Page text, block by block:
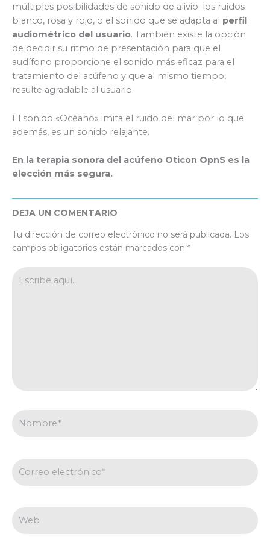
múltiples posibilidades de sonido de alivio: los ruidos
blanco, rosa y rojo, o el sonido que se adapta al perfil
audiométrico del usuario. También existe la opción
de decidir su ritmo de presentación para que el
audífono proporcione el sonido más eficaz para el
tratamiento del acúfeno y que al mismo tiempo,
resulte agradable al usuario.
El sonido «Océano» imita el ruido del mar por lo que
además, es un sonido relajante.
En la terapia sonora del acúfeno Oticon OpnS es la
elección más segura.
DEJA UN COMENTARIO
Tu dirección de correo electrónico no será publicada. Los
campos obligatorios están marcados con *
aquí...
electrónico*